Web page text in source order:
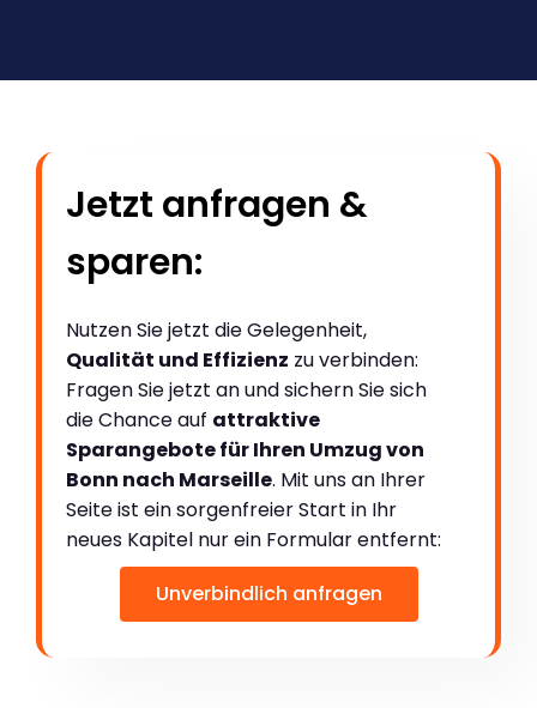
Jetzt anfragen &
sparen:
Nutzen Sie jetzt die Gelegenheit,
Qualität und Effizienz zu verbinden:
Fragen Sie jetzt an und sichern Sie sich
die Chance auf attraktive
Sparangebote für Ihren Umzug von
Bonn nach Marseille. Mit uns an Ihrer
Seite ist ein sorgenfreier Start in Ihr
neues Kapitel nur ein Formular entfernt:
Unverbindlich anfragen